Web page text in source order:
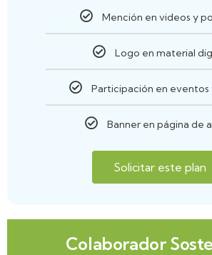
Mención en videos y
Logo en material
Participación en eventos
Banner en página de
Solicitar este plan
Colaborador